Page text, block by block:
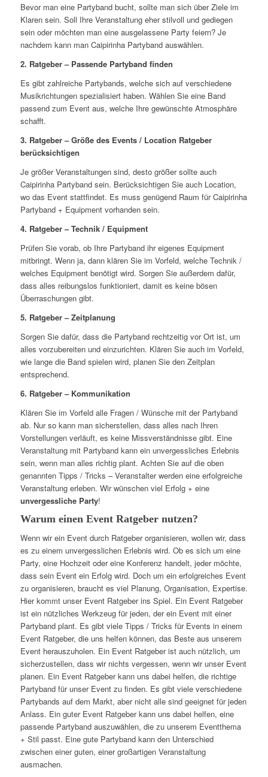
Bevor man eine Partyband bucht, sollte man sich über Ziele im
Klaren sein. Soll Ihre Veranstaltung eher stilvoll und gediegen
sein oder möchten man eine ausgelassene Party feiern? Je
nachdem kann man Caipirinha Partyband auswählen.
2. Ratgeber – Passende Partyband finden
Es gibt zahlreiche Partybands, welche sich auf verschiedene
Musikrichtungen spezialisiert haben. Wählen Sie eine Band
passend zum Event aus, welche Ihre gewünschte Atmosphäre
schafft.
3. Ratgeber – Größe des Events / Location Ratgeber
berücksichtigen
Je größer Veranstaltungen sind, desto größer sollte auch
Caipirinha Partyband sein. Berücksichtigen Sie auch Location,
wo das Event stattfindet. Es muss genügend Raum für Caipirinha
Partyband + Equipment vorhanden sein.
4. Ratgeber – Technik / Equipment
Prüfen Sie vorab, ob Ihre Partyband ihr eigenes Equipment
mitbringt. Wenn ja, dann klären Sie im Vorfeld, welche Technik /
welches Equipment benötigt wird. Sorgen Sie außerdem dafür,
dass alles reibungslos funktioniert, damit es keine bösen
Überraschungen gibt.
5. Ratgeber – Zeitplanung
Sorgen Sie dafür, dass die Partyband rechtzeitig vor Ort ist, um
alles vorzubereiten und einzurichten. Klären Sie auch im Vorfeld,
wie lange die Band spielen wird, planen Sie den Zeitplan
entsprechend.
6. Ratgeber – Kommunikation
Klären Sie im Vorfeld alle Fragen / Wünsche mit der Partyband
ab. Nur so kann man sicherstellen, dass alles nach Ihren
Vorstellungen verläuft, es keine Missverständnisse gibt. Eine
Veranstaltung mit Partyband kann ein unvergessliches Erlebnis
sein, wenn man alles richtig plant. Achten Sie auf die oben
genannten Tipps / Tricks – Veranstalter werden eine erfolgreiche
Veranstaltung erleben. Wir wünschen viel Erfolg + eine
unvergessliche Party!
Warum einen Event Ratgeber nutzen?
Wenn wir ein Event durch Ratgeber organisieren, wollen wir, dass
es zu einem unvergesslichen Erlebnis wird. Ob es sich um eine
Party, eine Hochzeit oder eine Konferenz handelt, jeder möchte,
dass sein Event ein Erfolg wird. Doch um ein erfolgreiches Event
zu organisieren, braucht es viel Planung, Organisation, Expertise.
Hier kommt unser Event Ratgeber ins Spiel. Ein Event Ratgeber
ist ein nützliches Werkzeug für jeden, der ein Event mit einer
Partyband plant. Es gibt viele Tipps / Tricks für Events in einem
Event Ratgeber, die uns helfen können, das Beste aus unserem
Event herauszuholen. Ein Event Ratgeber ist auch nützlich, um
sicherzustellen, dass wir nichts vergessen, wenn wir unser Event
planen. Ein Event Ratgeber kann uns dabei helfen, die richtige
Partyband für unser Event zu finden. Es gibt viele verschiedene
Partybands auf dem Markt, aber nicht alle sind geeignet für jeden
Anlass. Ein guter Event Ratgeber kann uns dabei helfen, eine
passende Partyband auszuwählen, die zu unserem Eventthema
+ Stil passt. Eine gute Partyband kann den Unterschied
zwischen einer guten, einer großartigen Veranstaltung
ausmachen.